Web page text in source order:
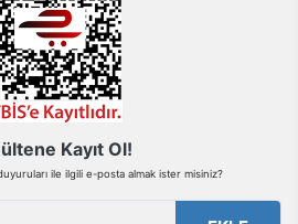
Gönder
Kayıt Ol!
ile ilgili e-posta almak ister misiniz?